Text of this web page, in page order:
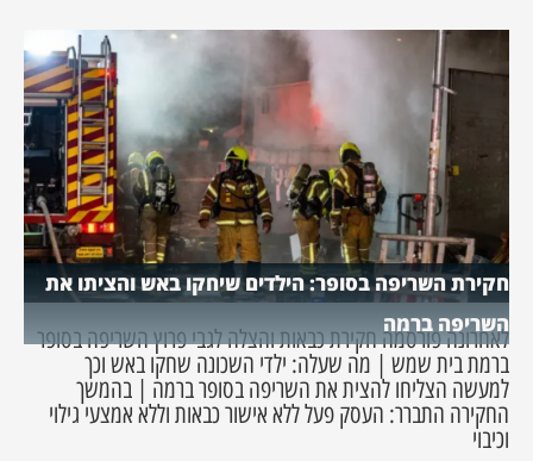
חקירת השריפה בסופר: הילדים שיחקו באש והציתו את
השריפה ברמה
לאחרונה פורסמה חקירת כבאות והצלה לגבי פרוץ השריפה בסופר
ברמת בית שמש | מה שעלה: ילדי השכונה שחקו באש וכך
למעשה הצליחו להצית את השריפה בסופר ברמה | בהמשך
החקירה התברר: העסק פעל ללא אישור כבאות וללא אמצעי גילוי
וכיבוי